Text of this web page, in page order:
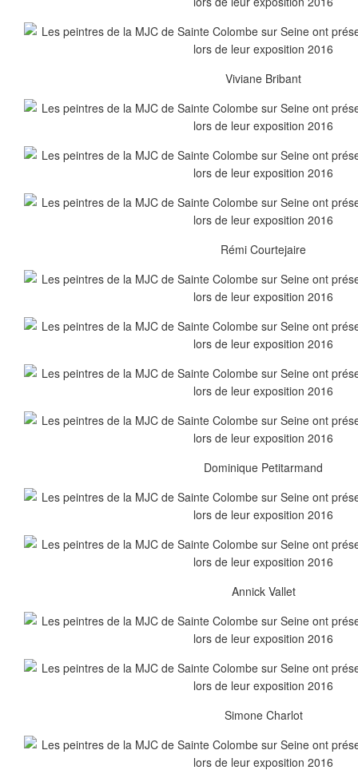
Viviane Bribant
Rémi Courtejaire
Dominique Petitarmand
Annick Vallet
Simone Charlot